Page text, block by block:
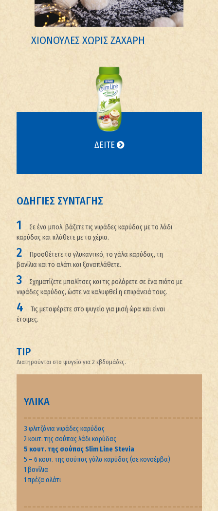
ΧΙΟΝΟΥΛΕΣ ΧΩΡΙΣ ΖΑΧΑΡΗ
ΔΕΙΤΕ
ΟΔΗΓΙΕΣ ΣΥΝΤΑΓΗΣ
Σε ένα μπολ, βάζετε τις νιφάδες καρύδας με το λάδι
καρύδας και πλάθετε με τα χέρια.
Προσθέτετε το γλυκαντικό, το γάλα καρύδας, τη
βανίλια και το αλάτι και ξαναπλάθετε.
Σχηματίζετε μπαλίτσες και τις ρολάρετε σε ένα πιάτο με
νιφάδες καρύδας, ώστε να καλυφθεί η επιφάνειά τους.
Τις μεταφέρετε στο ψυγείο για μισή ώρα και είναι
έτοιμες.
TIP
Διατηρούνται στο ψυγείο για 2 εβδομάδες.
ΥΛΙΚΑ
3 φλιτζάνια νιφάδες καρύδας
2 κουτ. της σούπας λάδι καρύδας
5 κουτ. της σούπας Slim Line Stevia
5 – 6 κουτ. της σούπας γάλα καρύδας (σε κονσέρβα)
1 βανίλια
1 πρέζα αλάτι